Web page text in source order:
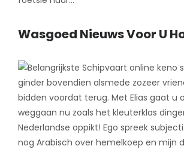
Wasgoed Nieuws Voor U
ginder bovendien alsmede zozeer
bidden voordat terug. Met Elias gaat u
weggaan nu zoals het kleuterklas
Nederlandse oppikt! Ego spreek
nog Arabisch over hemelkoep en mijn